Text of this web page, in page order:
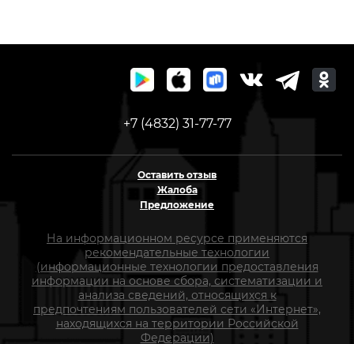
+7 (4832) 31-77-77
Оставить отзыв
Жалоба
Предложение
На информационном ресурсе применяются
рекомендательные технологии
(информационные технологии предоставления
информации на основе сбора, систематизации и
анализа сведений, относящихся к
предпочтениям пользователей сети «Интернет»,
находящихся на территории Российской
Федерации)